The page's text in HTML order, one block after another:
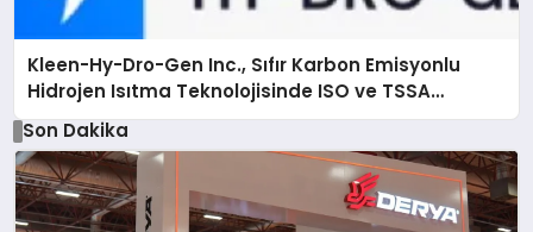
Kleen-Hy-Dro-Gen Inc., Sıfır Karbon Emisyonlu
Hidrojen Isıtma Teknolojisinde ISO ve TSSA
Düzenleyici Onaylarını Aldı
Son Dakika